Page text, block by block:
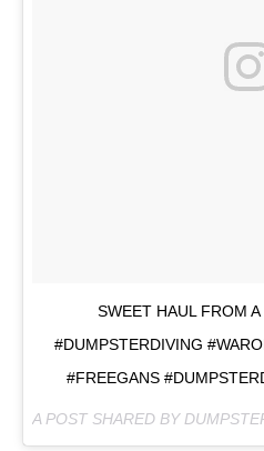
SWEET HAUL FROM
#DUMPSTERDIVING
#FREEGANS